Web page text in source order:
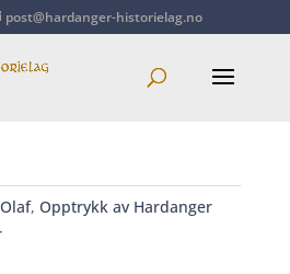
post@hardanger-historielag.no
, Opptrykk av Hardanger